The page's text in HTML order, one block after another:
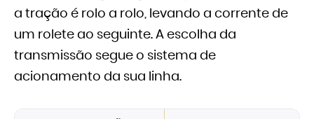
a tração é rolo a rolo, levando a corrente de
um rolete ao seguinte. A escolha da
transmissão segue o sistema de
acionamento da sua linha.